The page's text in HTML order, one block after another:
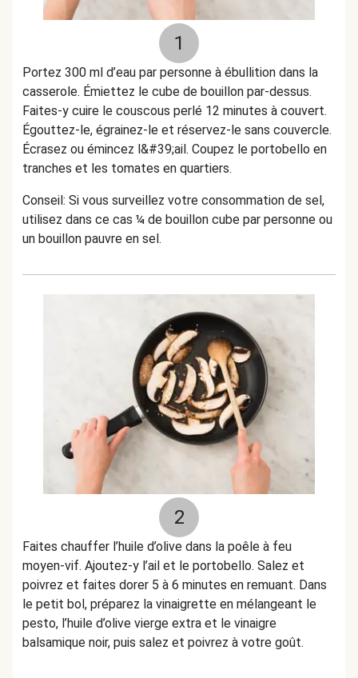
1
Portez 300 ml d’eau par personne à ébullition dans la
casserole. Émiettez le cube de bouillon par-dessus.
Faites-y cuire le couscous perlé 12 minutes à couvert.
Égouttez-le, égrainez-le et réservez-le sans couvercle.
Écrasez ou émincez l&#39;ail. Coupez le portobello en
tranches et les tomates en quartiers.
Conseil: Si vous surveillez votre consommation de sel,
utilisez dans ce cas ¼ de bouillon cube par personne ou
un bouillon pauvre en sel.
2
Faites chauffer l’huile d’olive dans la poêle à feu
moyen-vif. Ajoutez-y l’ail et le portobello. Salez et
poivrez et faites dorer 5 à 6 minutes en remuant. Dans
le petit bol, préparez la vinaigrette en mélangeant le
pesto, l’huile d’olive vierge extra et le vinaigre
balsamique noir, puis salez et poivrez à votre goût.